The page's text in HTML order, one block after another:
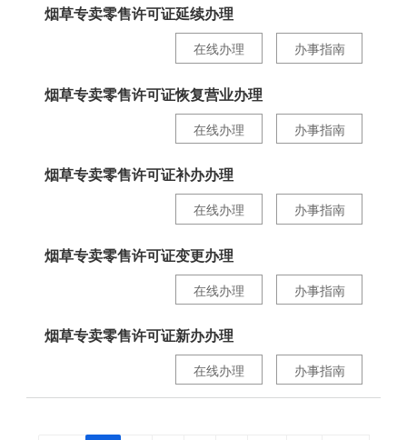
烟草专卖零售许可证延续办理
办事指南
在线办理
烟草专卖零售许可证恢复营业办理
办事指南
在线办理
烟草专卖零售许可证补办办理
办事指南
在线办理
烟草专卖零售许可证变更办理
办事指南
在线办理
烟草专卖零售许可证新办办理
办事指南
在线办理